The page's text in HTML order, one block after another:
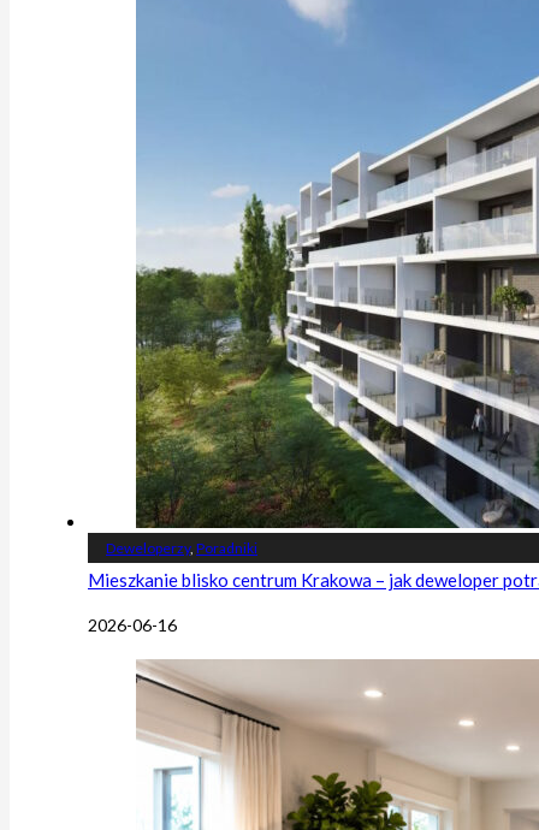
Deweloperzy, Poradniki
Mieszkanie blisko centrum Krakowa – jak deweloper
2026-06-16